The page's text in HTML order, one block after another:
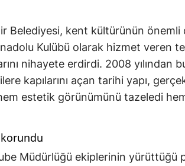
Belediyesi, kent kültürünün önemli
Kulübü olarak hizmet veren
nihayete erdirdi. 2008 yılından
kapılarını açan tarihi yapı,
estetik görünümünü tazeledi
Müdürlüğü ekiplerinin yürüttüğü